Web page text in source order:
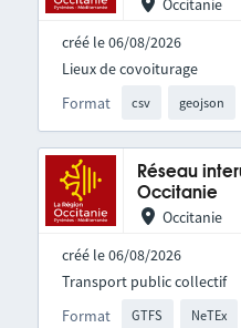
Occitanie
créé le 06/08/2026
Format csv geojson
Lieux de covoiturage
Réseau
Occitanie
Occitanie
créé le 06/08/2026
Format GTFS NeTEx
Transport public collectif